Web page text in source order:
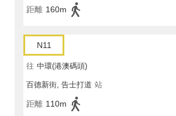
距離 160m
N11
往 中環(港澳碼頭)
百德新街, 告士打道 站
距離 110m